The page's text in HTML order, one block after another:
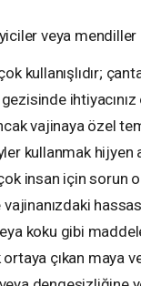
veya mendiller
kullanışlıdır;
vajinaya özel
kullanmak hijyen
insan için sorun
vajinanızdaki
koku gibi
çıkan maya